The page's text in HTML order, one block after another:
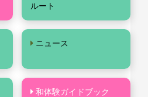
ルート
ニュース
和体験ガイドブック